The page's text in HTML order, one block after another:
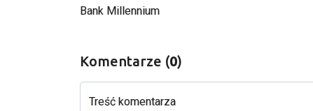
Bank Millennium
Komentarze (0)
Treść komentarza